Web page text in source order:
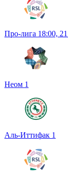
Про-лига 18:00,
Неом 1
Аль-Иттифак 1